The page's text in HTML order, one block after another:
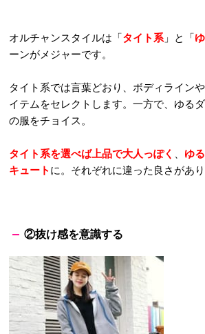
オルチャンスタイルは「タイト系 」と「
ーンがメジャーです。
タイト系では言葉どおり、ボディライン
イテムをセレクトします。一方で、ゆる
の服をチョイス。
タイト系を選べば上品で大人っぽく
ゆ
キュート に。それぞれに違った良さがあり
②抜け感を意識する